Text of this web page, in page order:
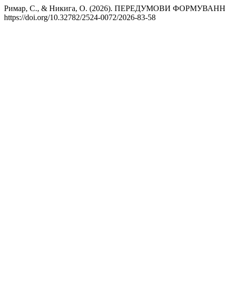
Римар, С., & Никига, О. (2026). ПЕРЕДУМОВИ
https://doi.org/10.32782/2524-0072/2026-83-58